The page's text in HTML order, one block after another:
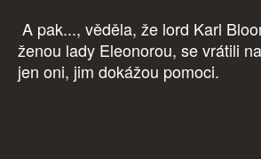
A pak..., věděla, že lord Karl
ženou lady Eleonorou, se vrátili
jen oni, jim dokážou pomoci.